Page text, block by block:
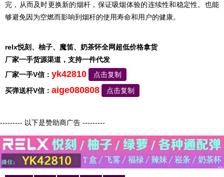
完，从而及时更换新的烟杆，保证吸烟体验的连续性和稳定性。也能
够避免因为空燃而影响到烟杆的使用寿命和用户的健康。
relx悦刻、柚子、魔笛、奶茶怀全网超低价格拿货
厂家一手货源渠道，支持一件代发
厂家一手V信： yk42810
点击复制
买弹送杆V信： aige080808 点击复制
--------- 以下是赞助商广告 ---------